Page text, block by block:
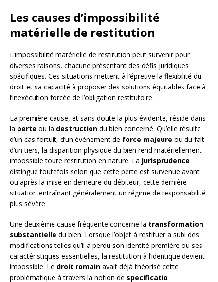
Les causes d’impossibilité
matérielle de restitution
L’impossibilité matérielle de restitution peut survenir pour
diverses raisons, chacune présentant des défis juridiques
spécifiques. Ces situations mettent à l’épreuve la flexibilité du
droit et sa capacité à proposer des solutions équitables face à
l’inexécution forcée de l’obligation restitutoire.
La première cause, et sans doute la plus évidente, réside dans
la perte ou la destruction du bien concerné. Qu’elle résulte
d’un cas fortuit, d’un événement de force majeure ou du fait
d’un tiers, la disparition physique du bien rend matériellement
impossible toute restitution en nature. La jurisprudence
distingue toutefois selon que cette perte est survenue avant
ou après la mise en demeure du débiteur, cette dernière
situation entraînant généralement un régime de responsabilité
plus sévère.
Une deuxième cause fréquente concerne la transformation
substantielle du bien. Lorsque l’objet à restituer a subi des
modifications telles qu’il a perdu son identité première ou ses
caractéristiques essentielles, la restitution à l’identique devient
impossible. Le droit romain avait déjà théorisé cette
problématique à travers la notion de specificatio